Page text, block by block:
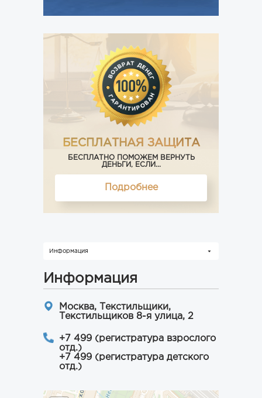
БЕСПЛАТНАЯ ЗАЩИТА
БЕСПЛАТНО ПОМОЖЕМ ВЕРНУТЬ
ДЕНЬГИ, ЕСЛИ...
Подробнее
Информация
Информация
Москва, Текстильщики,
Текстильщиков 8-я улица, 2
+7 499 (регистратура взрослого
отд.)
+7 499 (регистратура детского
отд.)